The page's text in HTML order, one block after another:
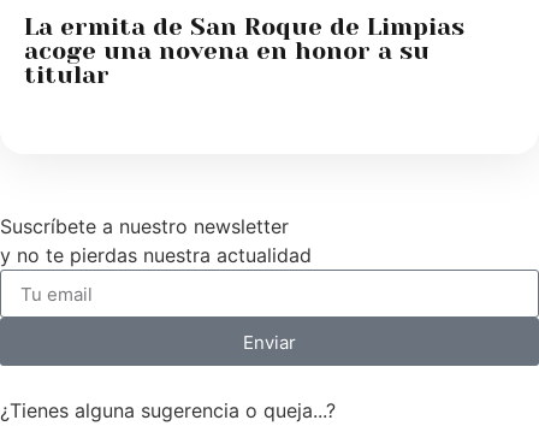
La ermita de San Roque de Limpias
acoge una novena en honor a su
titular
Suscríbete a nuestro newsletter
y no te pierdas nuestra actualidad
Enviar
¿Tienes alguna sugerencia o queja...?